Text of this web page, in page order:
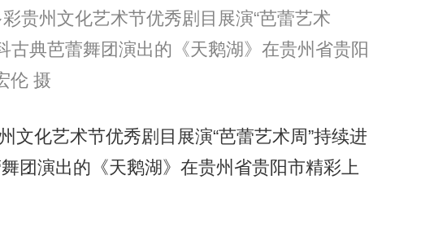
州文化艺术节优秀剧目展演“芭蕾艺术
古典芭蕾舞团演出的《天鹅湖》在贵州省贵阳
伦 摄
化艺术节优秀剧目展演“芭蕾艺术周”持续进
团演出的《天鹅湖》在贵州省贵阳市精彩上